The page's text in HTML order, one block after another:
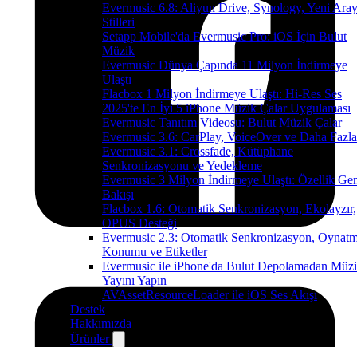
Evermusic 6.8: Aliyun Drive, Synology, Yeni
Stilleri
Setapp Mobile'da Evermusic Pro: iOS İçin Bulut
Müzik
Evermusic Dünya Çapında 11 Milyon İndirmeye
Ulaştı
Flacbox 1 Milyon İndirmeye Ulaştı: Hi-Res Ses
2025'te En İyi 5 iPhone Müzik Çalar Uygulaması
Evermusic Tanıtım Videosu: Bulut Müzik Çalar
Evermusic 3.6: CarPlay, VoiceOver ve Daha
Evermusic 3.1: Crossfade, Kütüphane
Senkronizasyonu ve Yedekleme
Evermusic 3 Milyon İndirmeye Ulaştı: Özellik
Bakışı
Flacbox 1.6: Otomatik Senkronizasyon, Ekolayzır,
OPUS Desteği
Evermusic 2.3: Otomatik Senkronizasyon,
Konumu ve Etiketler
Evermusic ile iPhone'da Bulut Depolamadan
Yayını Yapın
AVAssetResourceLoader ile iOS Ses Akışı
Destek
Hakkımızda
Ürünler